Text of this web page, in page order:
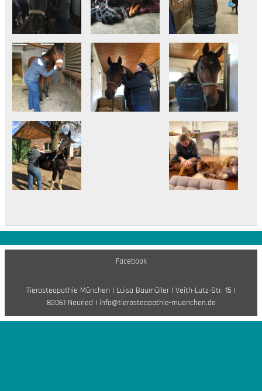
Facebook
Tierosteopathie München I Luisa Baumüller I Veith-Lutz-Str. 15 I
82061 Neuried I info@tierosteopathie-muenchen.de